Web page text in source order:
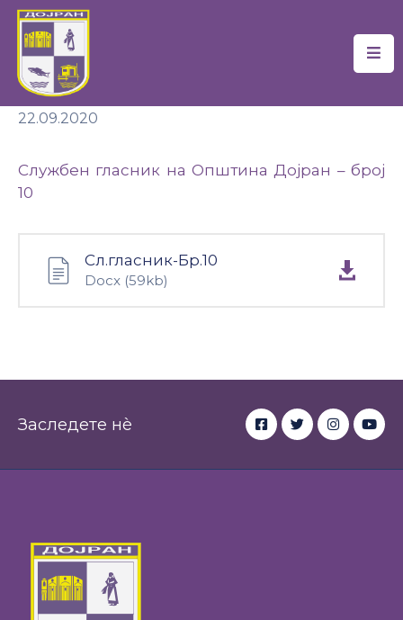
Почетна
Локална
Новости
Документи
Туризам
Настани
22.09.2020
Службен гласник на Општина Дојран – број
10
Сл.гласник-Бр.10
Docx (59kb)
Заследете нè